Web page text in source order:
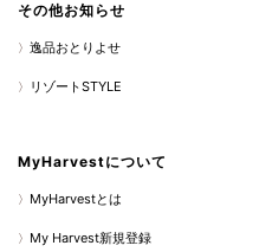
その他お知らせ
逸品おとりよせ
リゾートSTYLE
MyHarvestについて
MyHarvestとは
My Harvest新規登録